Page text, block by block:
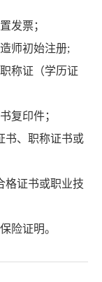
发票；
师初始注册;
称证（学历证
复印件；
书、职称证书或
格证书或职业技
险证明。